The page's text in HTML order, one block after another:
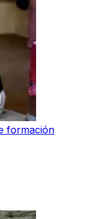
formación